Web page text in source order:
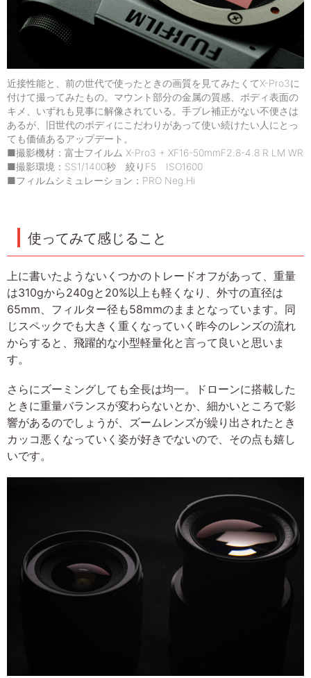
近接性能と、前の世代で使ったときの画質を見てみたくてX-Pro3に
付けて撮ってみたもの。マウント部分の金属の質感、ボディ表面の
キメ、いずれも見事に解像されている。手ブレ補正がない不便さは
あるが、旧世代のボディにこだわりがあって使い続けたい人にとっ
ても価値あるアップデート。
■撮影機材：富士フイルム X-Pro3 + XF16-50mmF2.8-4.8 R LM WR
■撮影環境：SS1/1400秒 絞りF5 ISO1600
■フィルムシミュレーション：PRO Neg.Hi
使ってみて感じること
上に書いたようないくつかのトレードオフがあって、重量
は310gから240gと20%以上も軽くなり、外寸の直径は
65mm、フィルター径も58mmのままとなっています。同
じスペックでも大きく重くなっていく昨今のレンズの流れ
からすると、飛躍的な小型軽量化と言って良いと思いま
す。
さらにズーミングしても全長は均一。ドローンに搭載した
ときに重量バランスが変わらないとか、細かいところで影
響があるのでしょうが、ズームレンズが繰り出されたとき
カッコ悪くなっていく姿が好きでないので、その点も嬉し
いです。